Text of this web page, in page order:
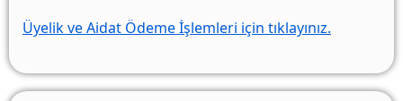
Üyelik ve Aidat Ödeme İşlemleri için tıklayınız.